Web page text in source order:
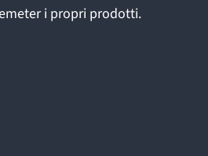
i propri prodotti.